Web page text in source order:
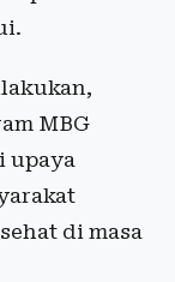
MBG
upaya
di masa